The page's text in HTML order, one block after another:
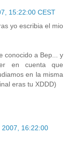
15:22:00 CEST
yo escribia el mio
conocido a Bep... y
en cuenta que
en la misma
eras tu XDDD)
2007, 16:22:00